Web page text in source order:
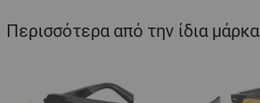
Περισσότερα από την ίδια μάρκα